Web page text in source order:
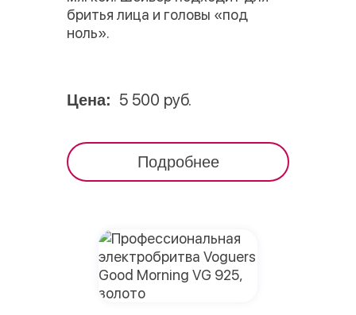
бритья лица и головы «под
ноль».
Цена: 5 500 руб.
Подробнее